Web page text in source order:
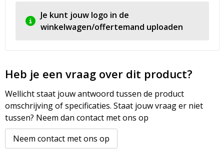
Je kunt jouw logo in de
winkelwagen/offertemand uploaden
Heb je een vraag over dit product?
Wellicht staat jouw antwoord tussen de product
omschrijving of specificaties. Staat jouw vraag er niet
tussen? Neem dan contact met ons op
Neem contact met ons op